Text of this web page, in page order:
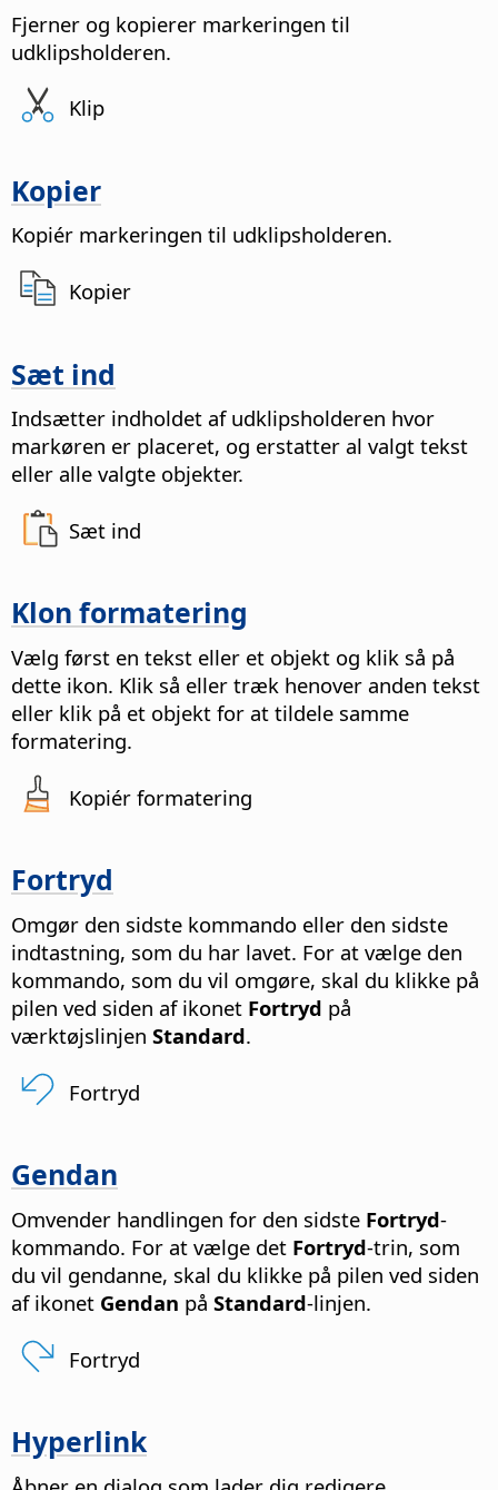
Fjerner og kopierer markeringen til
udklipsholderen.
Klip
Kopier
Kopiér markeringen til udklipsholderen.
Kopier
Sæt ind
Indsætter indholdet af udklipsholderen hvor
markøren er placeret, og erstatter al valgt tekst
eller alle valgte objekter.
Sæt ind
Klon formatering
Vælg først en tekst eller et objekt og klik så på
dette ikon. Klik så eller træk henover anden tekst
eller klik på et objekt for at tildele samme
formatering.
Kopiér formatering
Fortryd
Omgør den sidste kommando eller den sidste
indtastning, som du har lavet. For at vælge den
kommando, som du vil omgøre, skal du klikke på
pilen ved siden af ikonet Fortryd på
værktøjslinjen Standard.
Fortryd
Gendan
Omvender handlingen for den sidste Fortryd-
kommando. For at vælge det Fortryd-trin, som
du vil gendanne, skal du klikke på pilen ved siden
af ikonet Gendan på Standard-linjen.
Fortryd
Hyperlink